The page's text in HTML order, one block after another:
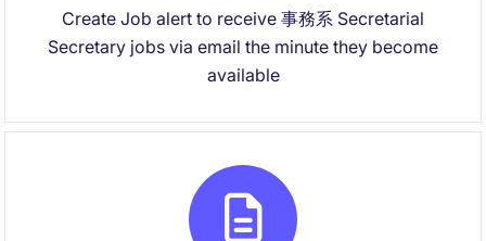
Create Job alert to receive 事務系 Secretarial
Secretary jobs via email the minute they become
available